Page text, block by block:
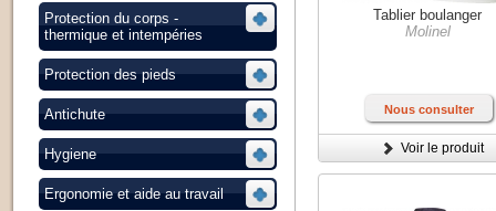
Protection du corps -
thermique et intempéries
Protection des pieds
Antichute
Hygiene
Ergonomie et aide au travail
Tablier boulanger
Molinel
Nous consulter
Voir le produit